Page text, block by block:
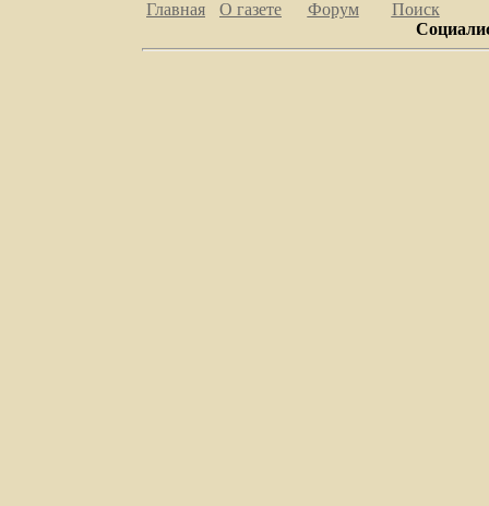
Главная О газете Форум
Поиск